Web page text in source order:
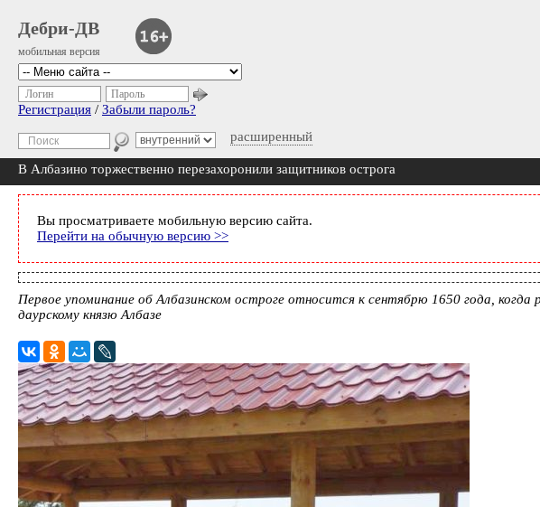
Дебри-ДВ
мобильная версия
расширенный
Логин Пароль
Регистрация / Забыли пароль?
В Албазино торжественно перезахоронили защитников острога
Вы просматриваете мобильную версию сайта.
Перейти на обычную версию >>
Первое упоминание об Албазинском остроге относится к сентябрю 1650 года,
даурскому князю Албазе